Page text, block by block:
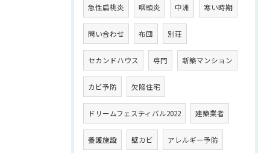
急性扁桃炎 咽頭炎 中洲 寒い時期
問い合わせ 布団 別荘
セカンドハウス 専門 新築マンション
カビ予防 欠陥住宅
ドリームフェスティバル2022 建築業者
養護施設 壁カビ アレルギー予防